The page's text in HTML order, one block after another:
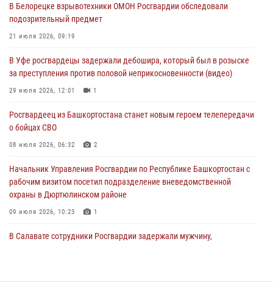
В Уфе росгвардейцы по горячим следам задержали
подозреваемого в открытом хищении из аптеки (видео)
03 августа 2026, 04:15
Начальник отделения учёта и комплектования Росгвардии
Башкортостана ответил на вопросы граждан
30 июля 2026, 12:54
В Уфе росгвардецы задержали дебошира, который был в розыске
за преступления против половой неприкосновенности (видео)
29 июля 2026, 12:01 1
В Белорецке взрывотехники ОМОН Росгвардии обследовали
подозрительный предмет
21 июля 2026, 09:19
В Уфе росгвардецы задержали дебошира, который был в розыске
за преступления против половой неприкосновенности (видео)
29 июля 2026, 12:01 1
Росгвардеец из Башкортостана станет новым героем телепередачи
о бойцах СВО
08 июля 2026, 06:32 2
Начальник Управления Росгвардии по Республике Башкортостан с
рабочим визитом посетил подразделение вневедомственной
охраны в Дюртюлинском районе
09 июля 2026, 10:23 1
В Салавате сотрудники Росгвардии задержали мужчину,